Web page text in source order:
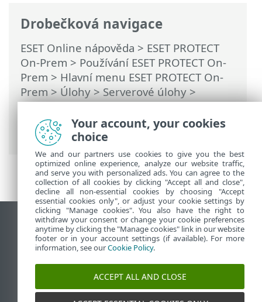
Drobečková navigace
ESET Online nápověda > ESET PROTECT
On-Prem > Používání ESET PROTECT On-
Prem > Hlavní menu ESET PROTECT On-
Prem>Úlohy>Serverové úlohy>
Synchronizace statické skupiny>
Synchronizace statické skupiny –
Linuxové počítače
Zobrazit verzi pro počítač
End of Life
ESET Databáze znalostí
ESET Forum
ESET Status Portal
Your account, your cookies
choice
We and our partners use cookies to give you the best
optimized online experience, analyze our website traffic,
and serve you with personalized ads. You can agree to the
collection of all cookies by clicking "Accept all and close",
decline all non-essential cookies by choosing "Accept
essential cookies only", or adjust your cookie settings by
clicking "Manage cookies". You also have the right to
withdraw your consent or change your cookie preferences
anytime by clicking the "Manage cookies" link in our website
footer or in your account settings (if available). For more
information, see ourCookie Policy.
ACCEPT ALL AND CLOSE